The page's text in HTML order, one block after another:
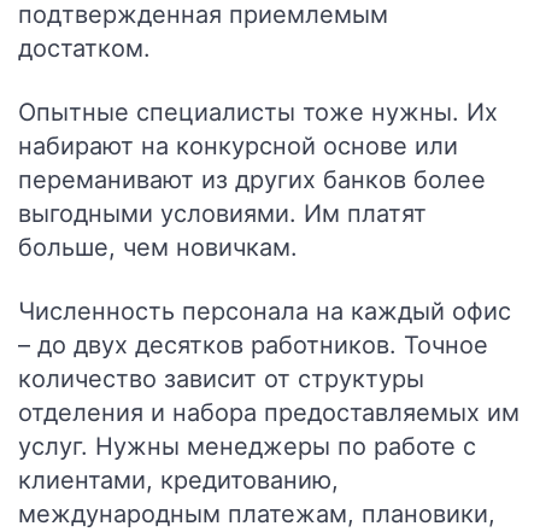
подтвержденная приемлемым
достатком.
Опытные специалисты тоже нужны. Их
набирают на конкурсной основе или
переманивают из других банков более
выгодными условиями. Им платят
больше, чем новичкам.
Численность персонала на каждый офис
– до двух десятков работников. Точное
количество зависит от структуры
отделения и набора предоставляемых им
услуг. Нужны менеджеры по работе с
клиентами, кредитованию,
международным платежам, плановики,